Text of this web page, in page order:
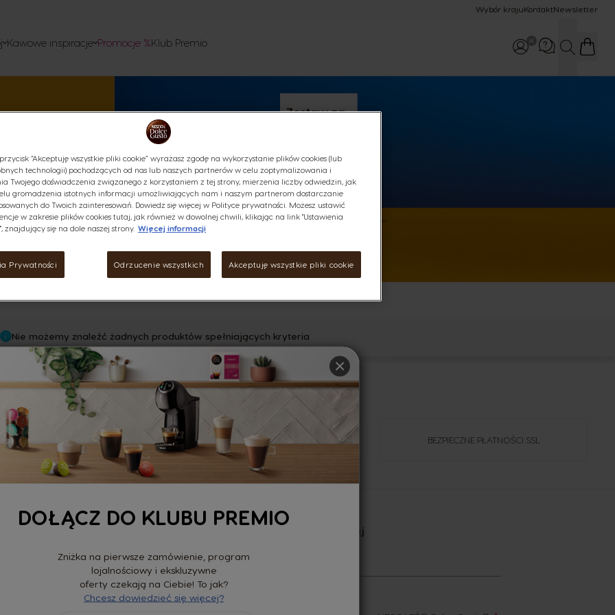
Wybór krajuKontaktNewsletter
recyklingu
Kawowe inspiracje Promocje %Klub Premio
48 532 390 305
SZUKAJ
Nie możemy znaleźć żadnych produktów spełniających kryteria
×
DOŁĄCZ DO KLUBU PREMIO
Zniżka na pierwsze zamówienie, program
lojalnościowy i ekskluzywne
oferty czekają na Ciebie! To jak?
Chcesz dowiedzieć się więcej?
OFERTA TYLKO ONLINE DOSTAWA DO 3 DNI BEZPIECZNE PŁATNOŚCI SSL
Subskrybuj
Adres e-mail
“Akceptuję wszystkie pliki cookie” wyrażasz zgodę na wykorzystanie plików cookies (lub
technologii) pochodzących od nas lub naszych partnerów w celu zoptymalizowania i
Twojego doświadczenia związanego z korzystaniem z tej strony, mierzenia liczby odwiedzin, jak
gromadzenia istotnych informacji umożliwiających nam i naszym partnerom dostarczanie
do Twoich zainteresowań. Dowiedz się więcej w Polityce prywatności. Możesz ustawić
w zakresie plików cookies tutaj, jak również w dowolnej chwili, klikając na link "Ustawienia
znajdujący się na dole naszej strony. Więcej informacji
Prywatności Odrzucenie wszystkich Akceptuję wszystkie pliki cookie